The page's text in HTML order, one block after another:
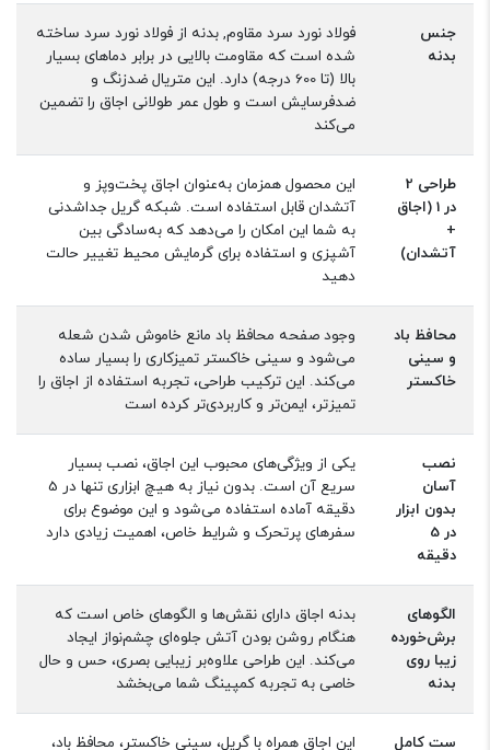
جنس
بدنه
فولاد نورد سرد مقاوم, بدنه از فولاد نورد سرد ساخته
شده است که مقاومت بالایی در برابر دماهای بسیار
بالا (تا 600 درجه) دارد. این متریال ضدزنگ و
ضدفرسایش است و طول عمر طولانی اجاق را تضمین
می‌کند
طراحی 2
در 1 (اجاق
+
آتشدان)
این محصول همزمان به‌عنوان اجاق پخت‌وپز و
آتشدان قابل استفاده است. شبکه گریل جداشدنی
به شما این امکان را می‌دهد که به‌سادگی بین
آشپزی و استفاده برای گرمایش محیط تغییر حالت
دهید
محافظ باد
و سینی
خاکستر
وجود صفحه محافظ باد مانع خاموش شدن شعله
می‌شود و سینی خاکستر تمیزکاری را بسیار ساده
می‌کند. این ترکیب طراحی، تجربه استفاده از اجاق را
تمیزتر، ایمن‌تر و کاربردی‌تر کرده است
نصب
آسان
بدون ابزار
در 5
دقیقه
یکی از ویژگی‌های محبوب این اجاق، نصب بسیار
سریع آن است. بدون نیاز به هیچ ابزاری تنها در 5
دقیقه آماده استفاده می‌شود و این موضوع برای
سفرهای پرتحرک و شرایط خاص، اهمیت زیادی دارد
الگوهای
برش‌خورده
زیبا روی
بدنه
بدنه اجاق دارای نقش‌ها و الگوهای خاص است که
هنگام روشن بودن آتش جلوه‌ای چشم‌نواز ایجاد
می‌کند. این طراحی علاوه‌بر زیبایی بصری، حس و حال
خاصی به تجربه کمپینگ شما می‌بخشد
ست کامل این اجاق همراه با گریل، سینی خاکستر، محافظ باد،